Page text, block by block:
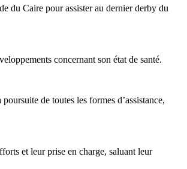
du Caire pour assister au dernier derby du
concernant son état de santé.
de toutes les formes d’assistance,
et leur prise en charge, saluant leur